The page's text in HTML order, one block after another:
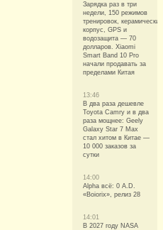
Зарядка раз в три
недели, 150 режимов
тренировок, керамический
корпус, GPS и
водозащита — 70
долларов. Xiaomi
Smart Band 10 Pro
начали продавать за
пределами Китая
13:46
В два раза дешевле
Toyota Camry и в два
раза мощнее: Geely
Galaxy Star 7 Max
стал хитом в Китае —
10 000 заказов за
сутки
14:00
Alpha всё: 0 A.D.
«Boiorix», релиз 28
14:01
В 2027 году NASA